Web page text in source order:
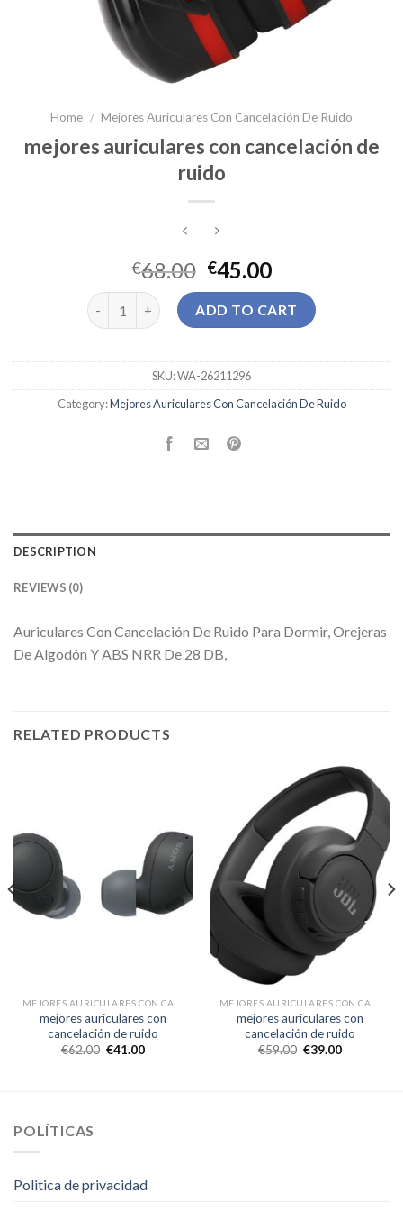
Home / Mejores Auriculares Con Cancelación De Ruido
mejores auriculares con cancelación de
ruido
€68.00 €45.00
mejores auriculares con cancelación de ruido
ADD TO CART
SKU:WA-26211296
Category:Mejores Auriculares Con Cancelación De Ruido
DESCRIPTION
REVIEWS (0)
Auriculares Con Cancelación De Ruido Para Dormir, Orejeras
De Algodón Y ABS NRR De 28 DB,
RELATED PRODUCTS
mejores auriculares con
cancelación de ruido
€62.00 €41.00
mejores auriculares con
cancelación de ruido
€59.00 €39.00
POLÍTICAS
Politica de privacidad